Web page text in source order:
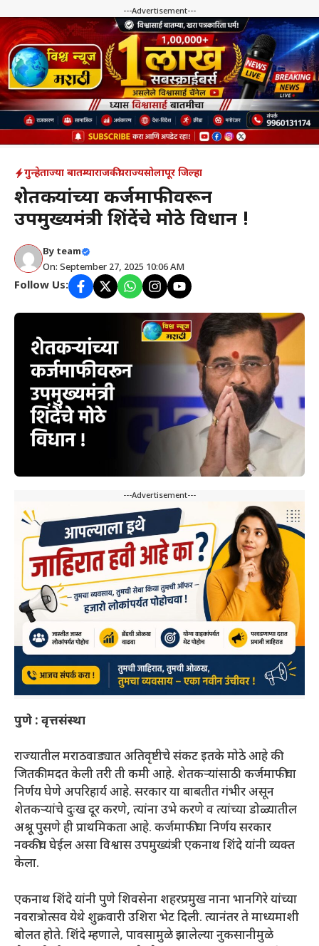
---Advertisement---
गुन्हेताज्या बातम्याराजकीयराज्यसोलापूर जिल्हा
शेतकऱ्यांच्या कर्जमाफीवरून
उपमुख्यमंत्री शिंदेंचे मोठे विधान !
By team
On: September 27, 2025 10:06 AM
Follow Us:
---Advertisement---
पुणे : वृत्तसंस्था
राज्यातील मराठवाड्यात अतिवृष्टीचे संकट इतके मोठे आहे की
जितकी मदत केली तरी ती कमी आहे. शेतकऱ्यांसाठी कर्जमाफीचा
निर्णय घेणे अपरिहार्य आहे. सरकार या बाबतीत गंभीर असून
शेतकऱ्यांचे दुःख दूर करणे, त्यांना उभे करणे व त्यांच्या डोळ्यातील
अश्रू पुसणे ही प्राथमिकता आहे. कर्जमाफीचा निर्णय सरकार
नक्कीच घेईल असा विश्वास उपमुख्यंत्री एकनाथ शिंदे यांनी व्यक्त
केला.
एकनाथ शिंदे यांनी पुणे शिवसेना शहरप्रमुख नाना भानगिरे यांच्या
नवरात्रोत्सव येथे शुक्रवारी उशिरा भेट दिली. त्यानंतर ते माध्यमाशी
बोलत होते. शिंदे म्हणाले, पावसामुळे झालेल्या नुकसानीमुळे